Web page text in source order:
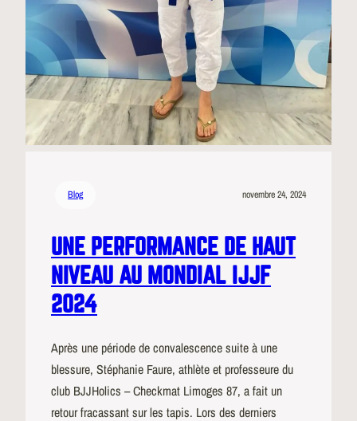
Blog novembre 24, 2024
UNE PERFORMANCE DE HAUT
NIVEAU AU MONDIAL IJJF
2024
Après une période de convalescence suite à une
blessure, Stéphanie Faure, athlète et professeure du
club BJJHolics – Checkmat Limoges 87, a fait un
retour fracassant sur les tapis. Lors des derniers